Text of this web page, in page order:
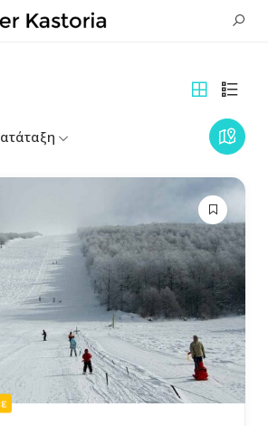
εργαλείων